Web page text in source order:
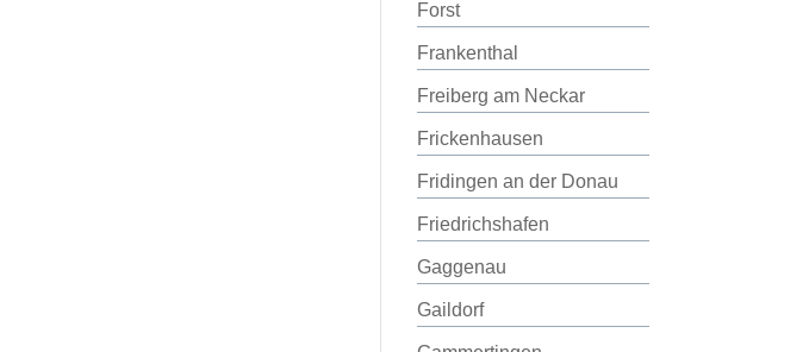
Forst
Frankenthal
Freiberg am Neckar
Frickenhausen
Fridingen an der Donau
Friedrichshafen
Gaggenau
Gaildorf